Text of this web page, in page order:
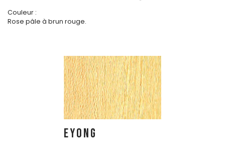
Couleur :
Rose pâle à brun rouge.
EYONG